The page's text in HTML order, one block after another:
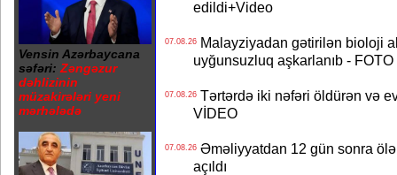
Vensin Azərbaycana
səfəri: Zəngəzur
dəhlizinin
müzakirələri yeni
mərhələdə
edildi+Video
07.08.26Malayziyadan gətirilən bioloji
uyğunsuzluq aşkarlanıb - FOTO
07.08.26Tərtərdə iki nəfəri öldürən və
VİDEO
07.08.26Əməliyyatdan 12 gün sonra
açıldı